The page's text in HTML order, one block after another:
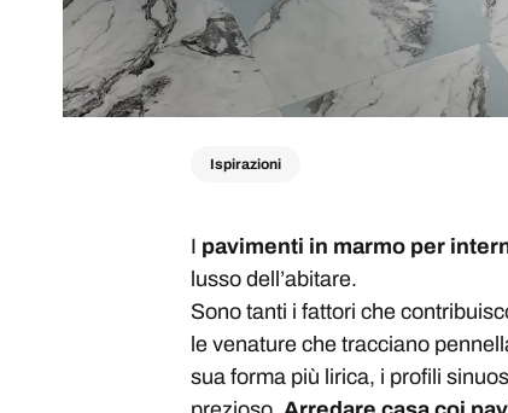
Ispirazioni
I pavimenti in marmo per
lusso dell’abitare.
Sono tanti i fattori che
le venature che tracciano
sua forma più lirica, i profili